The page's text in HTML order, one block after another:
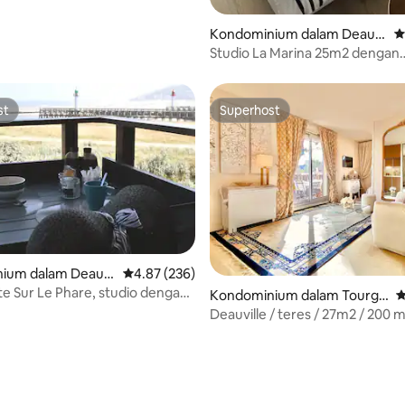
Kondominium dalam Deauvi
lle
Studio La Marina 25m2 dengan
dalam Deauvi Penarafan purata 4.87 daripada 5, 236 ulasan
4.87 (236)
Sur Le Phare, studio dengan
Superhost
Superhost
Kondominium dalam Tourgé
ville
Deauville / teres / 27m2 / 200